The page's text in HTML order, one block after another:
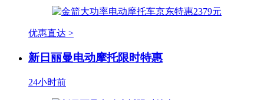
优惠直达 >
新日丽曼电动摩托限时特惠
24小时前